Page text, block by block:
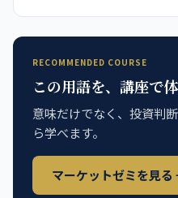
RECOMMENDED COURSE
この用語を、講座で
意味だけでなく、投資判
ら学べます。
マーケットゼミを見